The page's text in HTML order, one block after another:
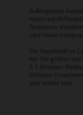
Außengebiete
Heard und
Territorium,
Lord-Howe-
Die Hauptstadt ist
hat. Die größten
3,7 Millionen,
Millionen
sehr beliebt sind.